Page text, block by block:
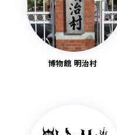
博物館 明治村